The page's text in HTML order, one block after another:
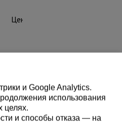
Цена:
и Google Analytics.
использования
целях.
и способы отказа — на